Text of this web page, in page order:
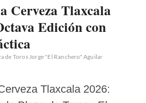
Cerveza Tlaxcala
Edición con
de Toros Jorge "El Ranchero" Aguilar
Tlaxcala 2026: